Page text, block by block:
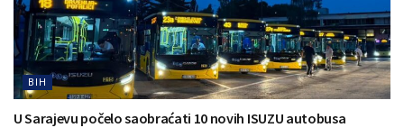
BIH
U Sarajevu počelo saobraćati 10 novih ISUZU autobusa